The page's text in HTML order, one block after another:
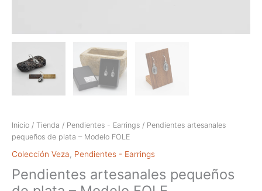
Inicio / Tienda / Pendientes - Earrings / Pendientes artesanales
pequeños de plata – Modelo FOLE
Colección Veza Pendientes - Earrings
Pendientes artesanales pequeños